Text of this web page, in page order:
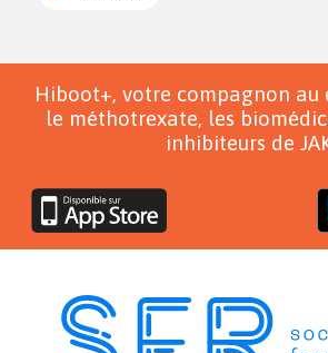
Hiboot+, votre compagnon
le méthotrexate, les
inhibiteurs de